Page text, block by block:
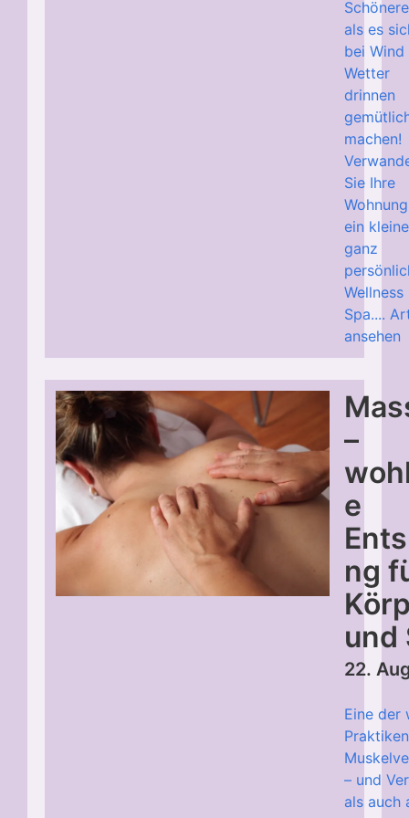
als es
bei Wind
Wetter
drinnen
machen!
Sie Ihre
ein
ganz
Wellness
Spa....
ansehen
–
e
ng
und
22.
Eine der
– und
als auch